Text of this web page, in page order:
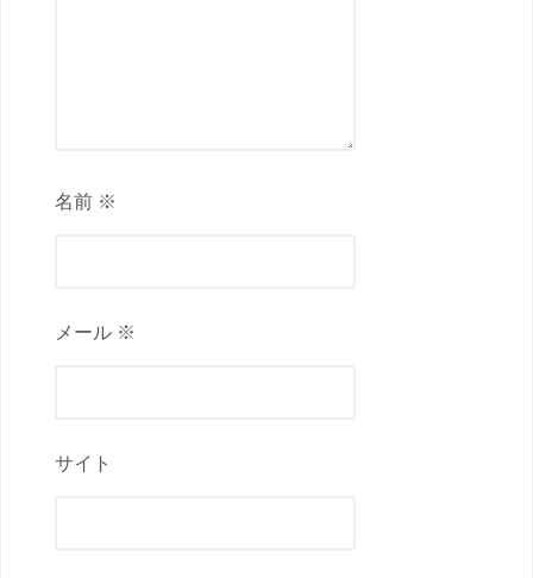
名前 ※
メール ※
サイト